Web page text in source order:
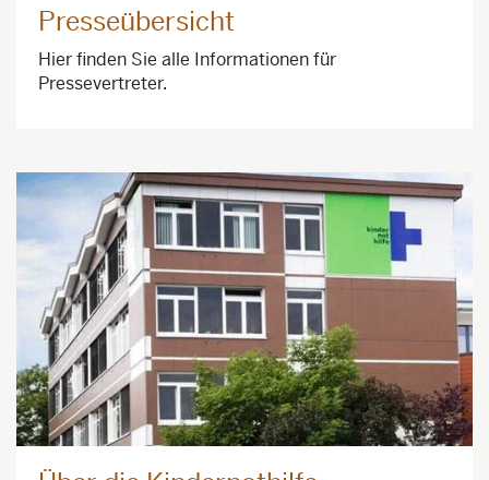
Presseübersicht
Hier finden Sie alle Informationen für
Pressevertreter.